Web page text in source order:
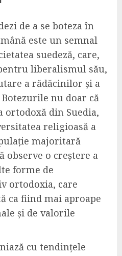
de a se boteza în
este un semnal
suedeză, care,
liberalismul său,
a rădăcinilor și a
nu doar că
din Suedia,
religioasă a
majoritară
observe o creștere a
forme de
ortodoxia, care
ca fiind mai aproape
și de valorile
cu tendințele